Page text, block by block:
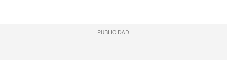
PUBLICIDAD